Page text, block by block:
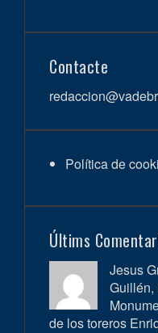
Contacte
Política de
Últims
Jesus
Guillén,
de los toreros